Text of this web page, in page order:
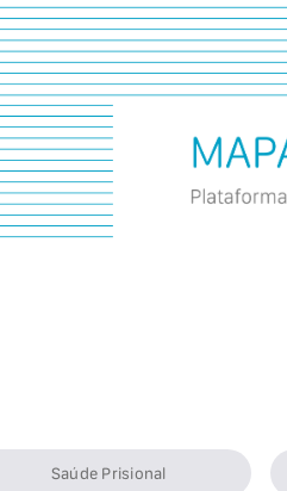
Saúde Prisional